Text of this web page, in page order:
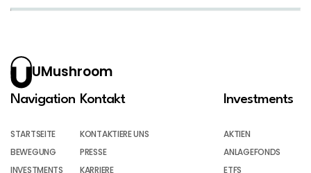
UMushroom
Navigation
STARTSEITE
BEWEGUNG
INVESTMENTS
Kontakt
KONTAKTIERE UNS
PRESSE
KARRIERE
Investments
AKTIEN
ANLAGEFONDS
ETFS